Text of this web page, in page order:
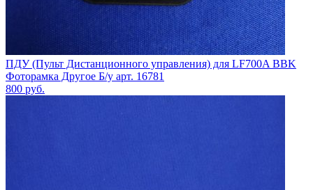
ПДУ (Пульт Дистанционного управления) для LF700A BBK
Фоторамка Другое Б/у арт. 16781
800 руб.